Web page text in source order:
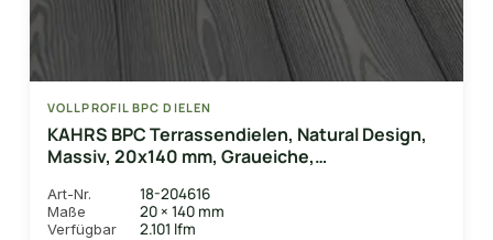
VOLLPROFIL BPC DIELEN
KAHRS BPC Terrassendielen, Natural Design,
Massiv, 20x140 mm, Graueiche,
Art-Nr. 18-204616
Maße 20 × 140 mm
Verfügbar 2.101 lfm